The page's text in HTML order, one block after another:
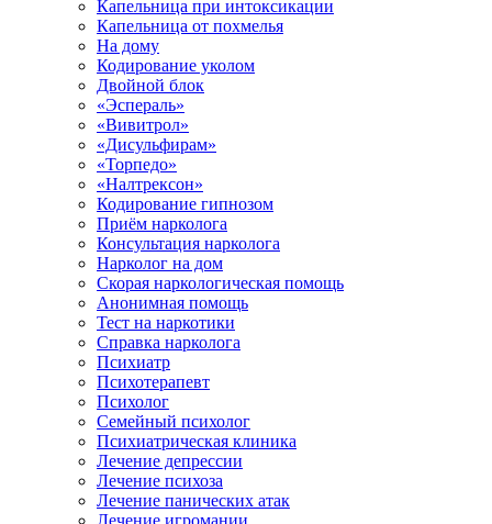
Капельница при интоксикации
Капельница от похмелья
На дому
Кодирование уколом
Двойной блок
«Эспераль»
«Вивитрол»
«Дисульфирам»
«Торпедо»
«Налтрексон»
Кодирование гипнозом
Приём нарколога
Консультация нарколога
Нарколог на дом
Скорая наркологическая помощь
Анонимная помощь
Тест на наркотики
Справка нарколога
Психиатр
Психотерапевт
Психолог
Семейный психолог
Психиатрическая клиника
Лечение депрессии
Лечение психоза
Лечение панических атак
Лечение игромании